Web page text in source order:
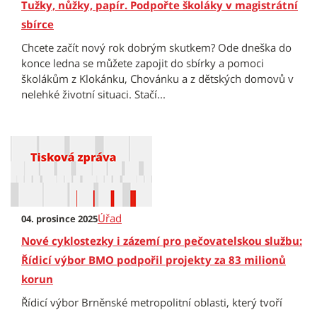
Tužky, nůžky, papír. Podpořte školáky v magistrátní
sbírce
Chcete začít nový rok dobrým skutkem? Ode dneška do
konce ledna se můžete zapojit do sbírky a pomoci
školákům z Klokánku, Chovánku a z dětských domovů v
nelehké životní situaci. Stačí...
04. prosince 2025Úřad
Nové cyklostezky i zázemí pro pečovatelskou službu:
Řídicí výbor BMO podpořil projekty za 83 milionů
korun
Řídicí výbor Brněnské metropolitní oblasti, který tvoří